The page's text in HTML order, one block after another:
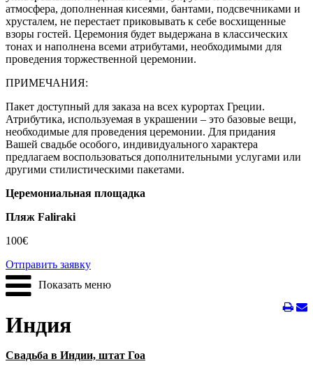
атмосфера, дополненная кисеями, бантами, подсвечниками и
хрусталем, не перестает приковывать к себе восхищенные
взоры гостей. Церемония будет выдержана в классических
тонах и наполнена всеми атрибутами, необходимыми для
проведения торжественной церемонии.
ПРИМЕЧАНИЯ:
Пакет доступный для заказа на всех курортах Греции.
Атрибутика, используемая в украшении – это базовые вещи,
необходимые для проведения церемонии. Для придания
Вашей свадьбе особого, индивидуального характера
предлагаем воспользоваться дополнительными услугами или
другими стилистическими пакетами.
Церемониальная площадка
Пляж Faliraki
100€
Отправить заявку
Показать меню
Индия
Свадьба в Индии, штат Гоа